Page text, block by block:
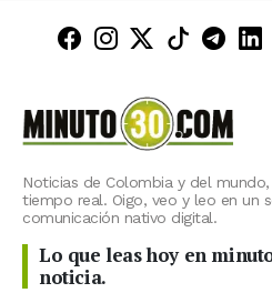
Minuto30 en
Minuto30 en
Minuto30
Noticias de Colombia y del
tiempo real. Oigo, veo y leo en un
comunicación nativo digital.
Lo que leas hoy en
noticia.